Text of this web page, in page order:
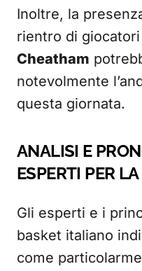
Inoltre, la
rientro di
Cheatham
notevolmente
questa giornata.
ANALISI E
ESPERTI PER
Gli esperti e i
basket italiano
come